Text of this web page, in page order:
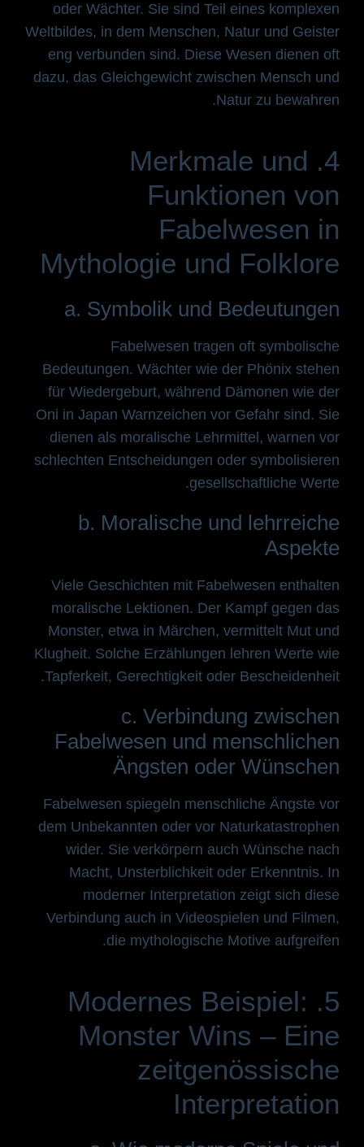
oder Wächter. Sie sind Teil eines komplexen
Weltbildes, in dem Menschen, Natur und Geister
eng verbunden sind. Diese Wesen dienen oft
dazu, das Gleichgewicht zwischen Mensch und
Natur zu bewahren.
4. Merkmale und
Funktionen von
Fabelwesen in
Mythologie und Folklore
a. Symbolik und Bedeutungen
Fabelwesen tragen oft symbolische
Bedeutungen. Wächter wie der Phönix stehen
für Wiedergeburt, während Dämonen wie der
Oni in Japan Warnzeichen vor Gefahr sind. Sie
dienen als moralische Lehrmittel, warnen vor
schlechten Entscheidungen oder symbolisieren
gesellschaftliche Werte.
b. Moralische und lehrreiche
Aspekte
Viele Geschichten mit Fabelwesen enthalten
moralische Lektionen. Der Kampf gegen das
Monster, etwa in Märchen, vermittelt Mut und
Klugheit. Solche Erzählungen lehren Werte wie
Tapferkeit, Gerechtigkeit oder Bescheidenheit.
c. Verbindung zwischen
Fabelwesen und menschlichen
Ängsten oder Wünschen
Fabelwesen spiegeln menschliche Ängste vor
dem Unbekannten oder vor Naturkatastrophen
wider. Sie verkörpern auch Wünsche nach
Macht, Unsterblichkeit oder Erkenntnis. In
moderner Interpretation zeigt sich diese
Verbindung auch in Videospielen und Filmen,
die mythologische Motive aufgreifen.
5. Modernes Beispiel:
Monster Wins – Eine
zeitgenössische
Interpretation